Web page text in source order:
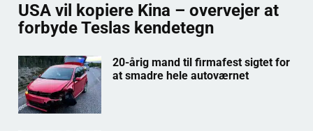
USA vil kopiere Kina – overvejer at
forbyde Teslas kendetegn
20-årig mand til firmafest sigtet for
at smadre hele autoværnet